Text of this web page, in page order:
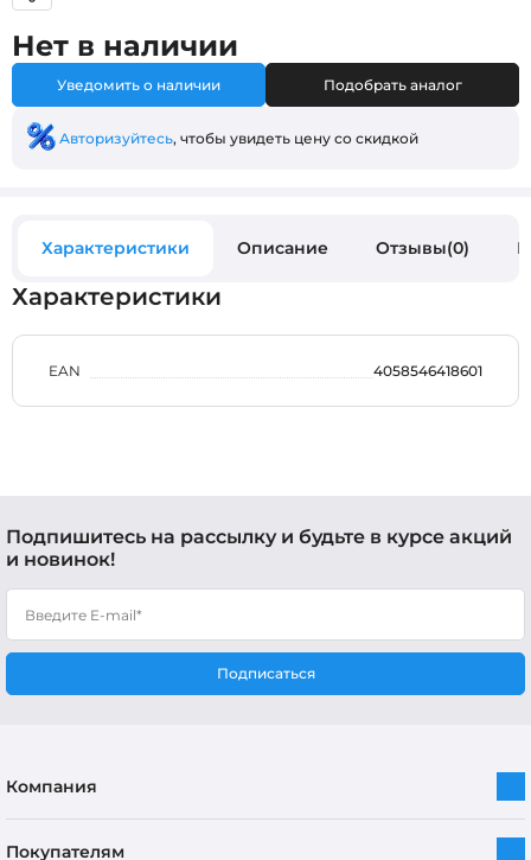
Нет в наличии
Уведомить о наличии Подобрать аналог
Авторизуйтесь, чтобы увидеть цену со скидкой
Характеристики Описание Отзывы(0)
Характеристики
EAN 4058546418601
Подпишитесь на рассылку и будьте в курсе акций
и новинок!
Подписаться
Компания
Покупателям